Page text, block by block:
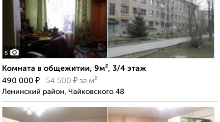
6
Комната в общежитии, 9м², 3/4 этаж
490 000 ₽ 54 500 ₽ за м²
Ленинский район, Чайковского 48